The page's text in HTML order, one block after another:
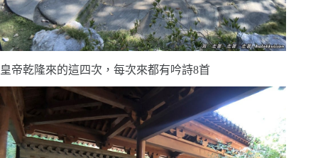
皇帝乾隆來的這四次，每次來都有吟詩8首